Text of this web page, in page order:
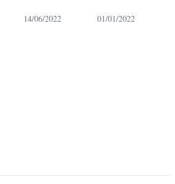
14/06/2022 01/01/2022